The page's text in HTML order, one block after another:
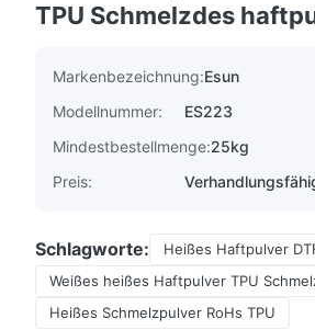
TPU Schmelzdes
Markenbezeichnung:Esun
Modellnummer:
ES223
Mindestbestellmenge:25kg
Preis:
Schlagworte:
Heißes Haftpulver
Weißes heißes Haftpulver TPU
Heißes Schmelzpulver RoHs TPU